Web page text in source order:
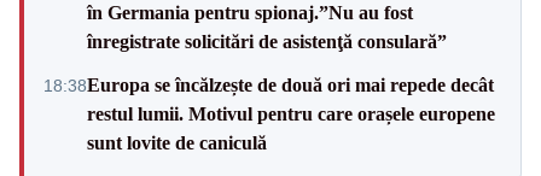
în Germania pentru spionaj.”Nu au fost
înregistrate solicitări de asistenţă consulară”
18:38Europa se încălzește de două ori mai repede decât
restul lumii. Motivul pentru care orașele europene
sunt lovite de caniculă